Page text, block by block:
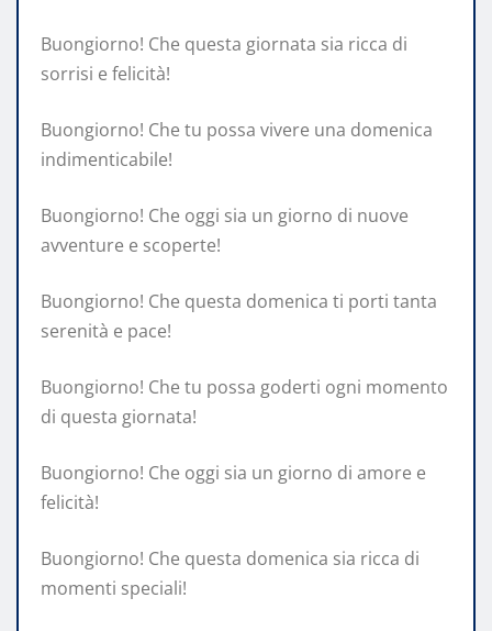
Buongiorno! Che questa giornata sia ricca di
sorrisi e felicità!
Buongiorno! Che tu possa vivere una domenica
indimenticabile!
Buongiorno! Che oggi sia un giorno di nuove
avventure e scoperte!
Buongiorno! Che questa domenica ti porti tanta
serenità e pace!
Buongiorno! Che tu possa goderti ogni momento
di questa giornata!
Buongiorno! Che oggi sia un giorno di amore e
felicità!
Buongiorno! Che questa domenica sia ricca di
momenti speciali!